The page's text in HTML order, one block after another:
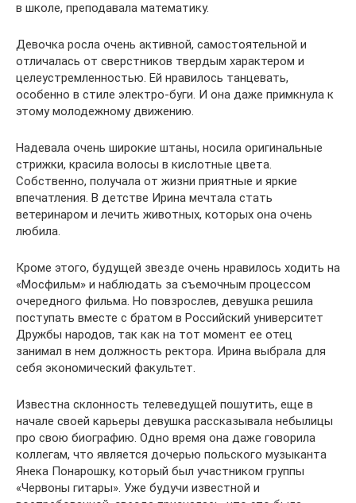
в школе, преподавала математику.
Девочка росла очень активной, самостоятельной и
отличалась от сверстников твердым характером и
целеустремленностью. Ей нравилось танцевать,
особенно в стиле электро-буги. И она даже примкнула к
этому молодежному движению.
Надевала очень широкие штаны, носила оригинальные
стрижки, красила волосы в кислотные цвета.
Собственно, получала от жизни приятные и яркие
впечатления. В детстве Ирина мечтала стать
ветеринаром и лечить животных, которых она очень
любила.
Кроме этого, будущей звезде очень нравилось ходить на
«Мосфильм» и наблюдать за съемочным процессом
очередного фильма. Но повзрослев, девушка решила
поступать вместе с братом в Российский университет
Дружбы народов, так как на тот момент ее отец
занимал в нем должность ректора. Ирина выбрала для
себя экономический факультет.
Известна склонность телеведущей пошутить, еще в
начале своей карьеры девушка рассказывала небылицы
про свою биографию. Одно время она даже говорила
коллегам, что является дочерью польского музыканта
Янека Понарошку, который был участником группы
«Червоны гитары». Уже будучи известной и